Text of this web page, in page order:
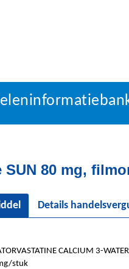
SUN 80 mg,
Details
CALCIUM 3-
stuk